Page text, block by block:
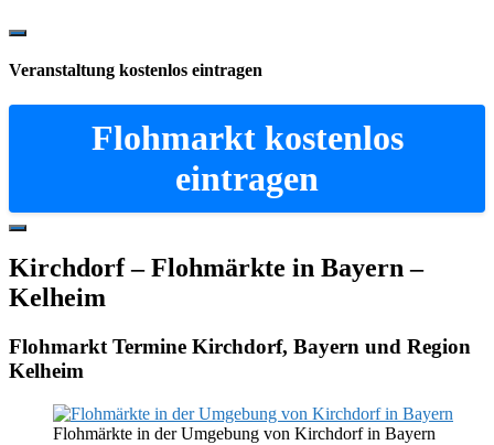
Show
Content
Veranstaltung kostenlos eintragen
Flohmarkt kostenlos
eintragen
Hide
Content
Kirchdorf – Flohmärkte in Bayern –
Kelheim
Flohmarkt Termine Kirchdorf, Bayern und Region
Kelheim
Flohmärkte in der Umgebung von Kirchdorf in Bayern